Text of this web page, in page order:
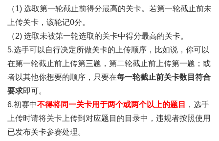
（1) 选取第一轮截止前得分最高的关卡。若第一轮截止前未
上传关卡，该轮记0分。
（2) 选取未被第一轮选取的关卡中得分最高的关卡。
5.选手可以自行决定所做关卡的上传顺序，比如说，你可以
在第一轮截止前上传第三题，第二轮截止前上传第一题；或
者以其他你想要的顺序，只要在每一轮截止前关卡数目符合
要求即可。
6.初赛中不得将同一关卡用于两个或两个以上的题目
，选手
上传时请将关卡上传到对应题目的目录中，违规者按照使用
已发布关卡参赛处理。